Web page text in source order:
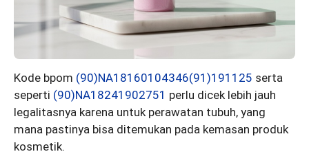
Kode bpom (90)NA18160104346(91)191125 serta
seperti (90)NA18241902751 perlu dicek lebih jauh
legalitasnya karena untuk perawatan tubuh, yang
mana pastinya bisa ditemukan pada kemasan produk
kosmetik.